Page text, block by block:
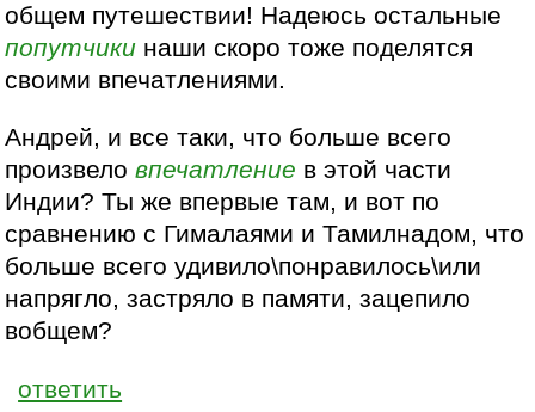
общем путешествии! Надеюсь остальные
попутчики наши скоро тоже поделятся
своими впечатлениями.
Андрей, и все таки, что больше всего
произвеловпечатление в этой части
Индии? Ты же впервые там, и вот по
сравнению с Гималаями и Тамилнадом, что
больше всего удивило\понравилось\или
напрягло, застряло в памяти, зацепило
вобщем?
ответить